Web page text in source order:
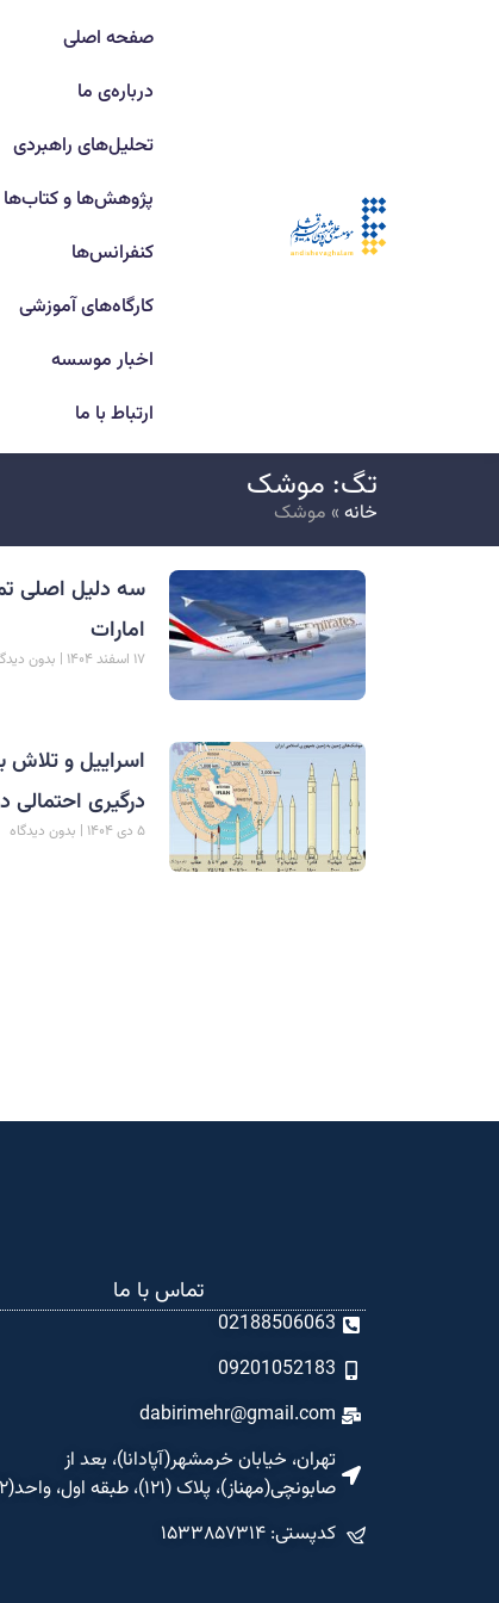
صفحه اصلی
درباره‌ی ما
تحلیل‌های راهبردی
پژوهش‌ها و کتاب‌ها
کنفرانس‌ها
کارگاه‌های آموزشی
اخبار موسسه
ارتباط با ما
تگ: موشک
خانه » موشک
سه دلیل اصلی
امارات
۱۷ اسفند ۱۴۰۴ بدون
اسراییل و تلاش
درگیری احتمالی
۵ دی ۱۴۰۴ بدون دیدگاه
تماس با ما
02188506063
09201052183
dabirimehr@gmail.com
تهران، خیابان خرمشهر(آپادانا)، بعد از
صابونچی(مهناز)، پلاک (۱۲۱)، طبقه اول، واحد(۲)
کدپستی: ۱۵۳۳۸۵۷۳۱۴